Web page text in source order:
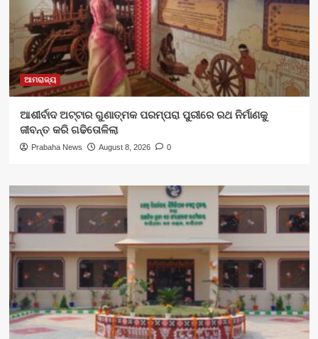
ଆମରାଜ୍ୟ
ଆଶୀର୍ବାଦ ଅଟ୍ଟାର ଗୁଣାତ୍ମକ ପରମ୍ପରା ପୁରୀରେ ରଥ ନିର୍ମାଣକୁ
ଜୀବନ୍ତ କରି ଗଢିତୋଳିଲା
Prabaha News August 8, 2026 0